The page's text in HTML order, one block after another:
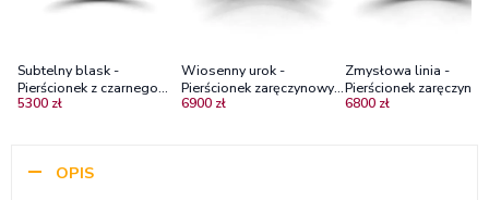
Subtelny blask -
Pierścionek z czarnego
złota z czarnym brylantem
5300 zł
Wiosenny urok -
Pierścionek zaręczynowy z
czarnego złota z czarnym
6900 zł
Zmysłowa linia -
Pierścionek
czarnego złota z
6800 zł
OPIS